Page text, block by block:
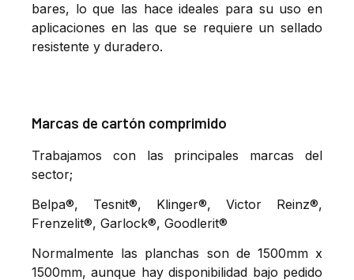
bares, lo que las hace ideales para su uso en
aplicaciones en las que se requiere un sellado
resistente y duradero.
Marcas de cartón comprimido
Trabajamos con las principales marcas del
sector;
Belpa®, Tesnit®, Klinger®, Victor Reinz®,
Frenzelit®, Garlock®, Goodlerit®
Normalmente las planchas son de 1500mm x
1500mm, aunque hay disponibilidad bajo pedido